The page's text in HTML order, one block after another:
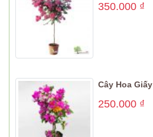
350.000 ₫
Cây Hoa Giấy
250.000 ₫